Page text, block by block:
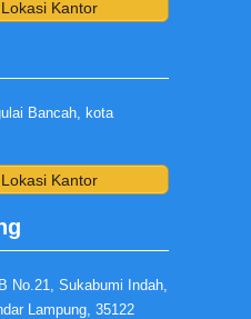
Kantor
Bancah, kota
Kantor
No.21, Sukabumi Indah,
Lampung, 35122